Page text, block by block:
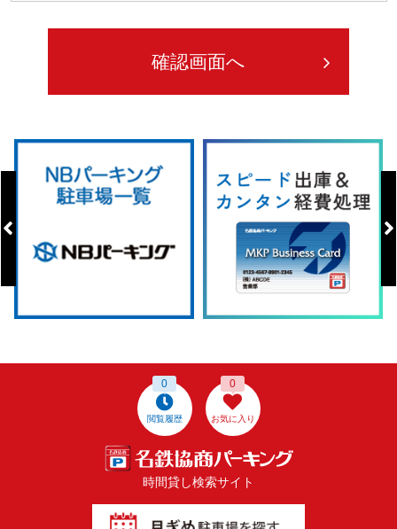
閲覧履歴
0
お気に入り
0
時間貸し検索サイト